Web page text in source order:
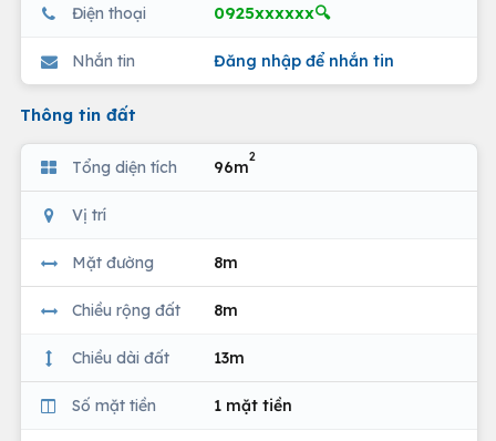
Điện thoại 0925xxxxxx🔍
Nhắn tin Đăng nhập để nhắn tin
Thông tin đất
Tổng diện tích 96m
2
Vị trí
Mặt đường 8m
Chiều rộng đất 8m
Chiều dài đất 13m
Số mặt tiền 1 mặt tiền